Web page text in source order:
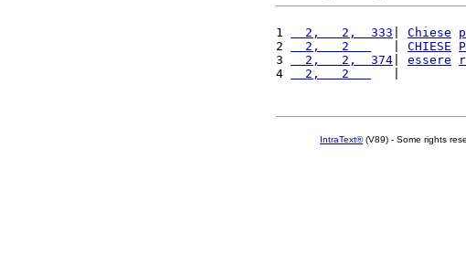
1
  2,   2,  333
Chiese
2
  2,   2
CHIESE
3
  2,   2,  374
essere
4
  2,   2
IntraText®(V89) - Some rights